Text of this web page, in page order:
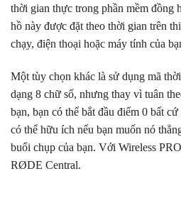
thời gian thực trong phần mềm
hồ này được đặt theo thời gian trên
chạy, điện thoại hoặc máy tính của
Một tùy chọn khác là sử dụng mã
dạng 8 chữ số, nhưng thay vì tuân
bạn, bạn có thể bắt đầu điểm 0 bất
có thể hữu ích nếu bạn muốn nó
buổi chụp của bạn. Với Wireless
RØDE Central.